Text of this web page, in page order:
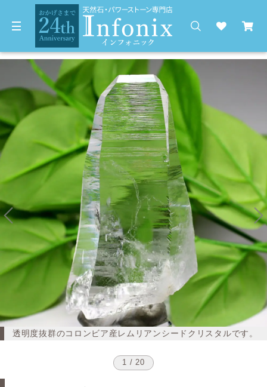
透明度抜群のコロンビア産レムリアンシードクリスタルです。
1 / 20